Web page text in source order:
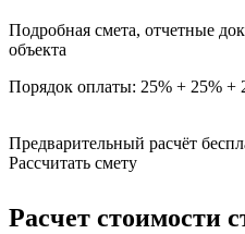
Подробная смета, отчетные
объекта
Порядок оплаты: 25% + 25% +
Предварительный расчёт
Рассчитать смету
Расчет стоимости